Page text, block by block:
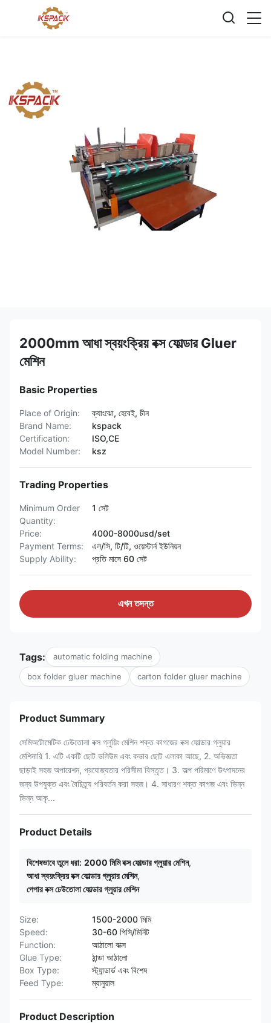
2000mm আধা স্বয়ংক্রিয় বক্স ফোল্ডার Gluer
মেশিন
Basic Properties
Place of Origin:
ক্যাংঝো, হেবেই, চীন
Brand Name:
kspack
Certification:
ISO,CE
Model Number:
ksz
Trading Properties
Minimum Order
Quantity:
1 সেট
Price:
4000-8000usd/set
Payment Terms:
এল/সি, টি/টি, ওয়েস্টার্ন ইউনিয়ন
Supply Ability:
প্রতি মাসে 60 সেট
এখন তদন্ত
Tags: automatic folding machine
box folder gluer machine carton folder gluer machine
Product Summary
সেমিঅটোমেটিক ঢেউতোলা বক্স গ্লুয়িং মেশিন শক্ত কাগজের বক্স ফোল্ডার গ্লুয়ার
মেশিনারি 1. এটি একটি ছোট ভলিউম এবং কভার ছোট এলাকা আছে, 2. অভিজ্ঞতা
ছাড়াই সহজ অপারেশন, প্রযোজ্যতার পরিসীমা বিস্তৃত। 3. অল্প পরিমাণে উৎপাদনের
জন্য উপযুক্ত এবং বৈচিত্র্য পরিবর্তন করা সহজ। 4. সাধারণ শক্ত কাগজ এবং ভিন্ন
ভিন্ন আকৃ...
Product Details
বিশেষভাবে তুলে ধরা: 2000 মিমি বক্স ফোল্ডার গ্লুয়ার মেশিন,
আধা স্বয়ংক্রিয় বক্স ফোল্ডার গ্লুয়ার মেশিন,
পেপার বক্স ঢেউতোলা ফোল্ডার গ্লুয়ার মেশিন
Size:
1500-2000 মিমি
Speed:
30-60 পিসি/মিনিট
Function:
আঠালো বাক্স
Glue Type:
ঠান্ডা আঠালো
Box Type:
স্ট্যান্ডার্ড এবং বিশেষ
Feed Type:
ম্যানুয়াল
Product Description